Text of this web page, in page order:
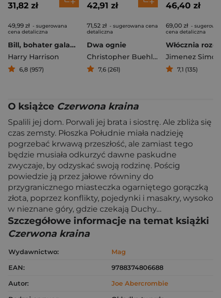
31,82 zł
49,99 zł - sugerowana
cena detaliczna
Bill, bohater galaktyki
Harry Harrison
6,8 (957)
42,91 zł
71,52 zł - sugerowana cena
detaliczna
Dwa ognie
Christopher Buehlman
7,6 (261)
46,40 zł
69,00 zł -
cena detaliczna
Jimenez Simon
7,1 (135)
O książce Czerwona kraina
Spalili jej dom. Porwali jej brata i siostrę. Ale zbliża się
czas zemsty. Płoszka Południe miała nadzieję
pogrzebać krwawą przeszłość, ale zamiast tego
będzie musiała odkurzyć dawne paskudne
zwyczaje, by odzyskać swoją rodzinę. Pościg
powiedzie ją przez jałowe równiny do
przygranicznego miasteczka ogarniętego gorączką
złota, poprzez konflikty, pojedynki i masakry, wysoko
w nieznane góry, gdzie czekają Duchy…
Szczegółowe informacje na temat książki
Czerwona kraina
Wydawnictwo:
Mag
EAN:
9788374806688
Autor:
Joe Abercrombie